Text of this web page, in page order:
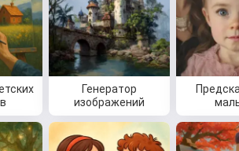
Генератор
изображений